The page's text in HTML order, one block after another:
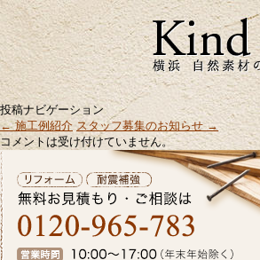
投稿ナビゲーション
←施工例紹介 スタッフ募集のお知らせ→
コメントは受け付けていません。